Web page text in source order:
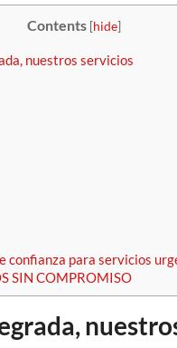
Contents [hide]
nuestros servicios
confianza para servicios
SIN COMPROMISO